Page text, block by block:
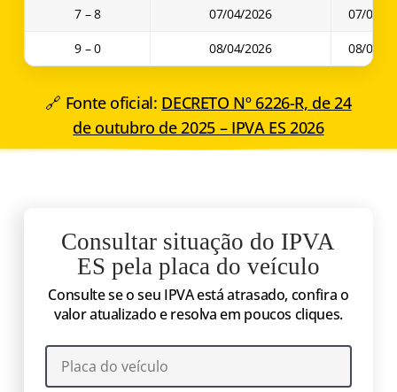
7 – 8 07/04/2026 07/05/
9 – 0 08/04/2026 08/05/
🔗 Fonte oficial: DECRETO Nº 6226-R, de 24
de outubro de 2025 – IPVA ES 2026
Consultar situação do IPVA
ES pela placa do veículo
Consulte se o seu IPVA está atrasado, confira o
valor atualizado e resolva em poucos cliques.